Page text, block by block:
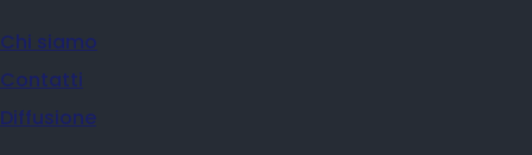
Chi siamo
Contatti
Diffusione